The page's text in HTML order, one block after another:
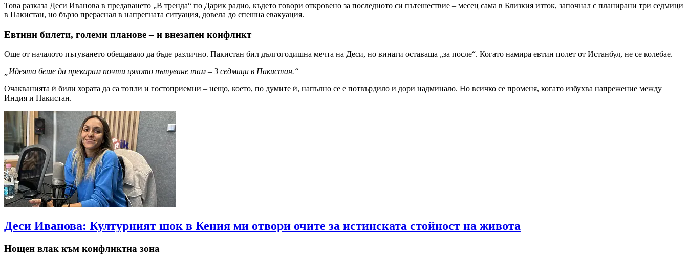
Това разказа Деси Иванова в предаването „В тренда“ по Дарик радио, където говори откровено за последното си пътешествие – месец сама в Близкия изток, започнал с планирани три седмици
в Пакистан, но бързо прераснал в напрегната ситуация, довела до спешна евакуация.
Евтини билети, големи планове – и внезапен конфликт
Още от началото пътуването обещавало да бъде различно. Пакистан бил дългогодишна мечта на Деси, но винаги оставаща „за после“. Когато намира евтин полет от Истанбул, не се колебае.
„Идеята беше да прекарам почти цялото пътуване там – 3 седмици в Пакистан.“
Очакванията ѝ били хората да са топли и гостоприемни – нещо, което, по думите ѝ, напълно се е потвърдило и дори надминало. Но всичко се променя, когато избухва напрежение между
Индия и Пакистан.
Деси Иванова: Културният шок в Кения ми отвори очите за истинската стойност на живота
Нощен влак към конфликтна зона